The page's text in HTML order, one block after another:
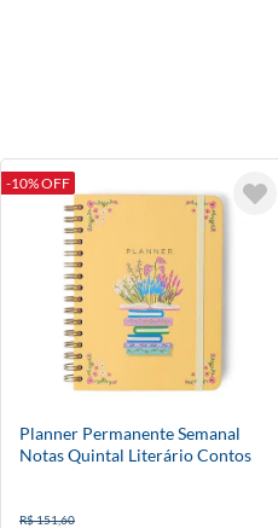
-10% OFF
Planner Permanente Semanal
Notas Quintal Literário Contos
R$ 151,60